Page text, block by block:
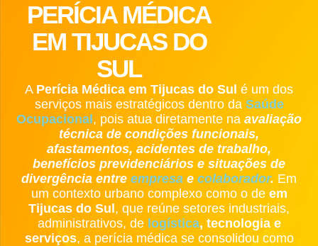
PERÍCIA MÉDICA
EM TIJUCAS DO
SUL
A Perícia Médica em Tijucas do Sul é um dos
serviços mais estratégicos dentro da Saúde
Ocupacional , pois atua diretamente na avaliação
técnica de condições funcionais,
afastamentos, acidentes de trabalho,
benefícios previdenciários e situações de
divergência entre empresa e colaborador. Em
um contexto urbano complexo como o de em
Tijucas do Sul , que reúne setores industriais,
administrativos, de logística, tecnologia e
serviços, a perícia médica se consolidou como